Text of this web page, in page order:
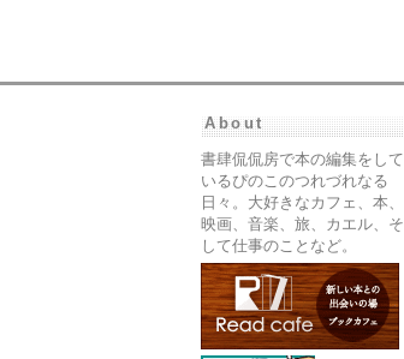
About
書肆侃侃房で本の編集をして
いるぴのこのつれづれなる
日々。大好きなカフェ、本、
映画、音楽、旅、カエル、そ
して仕事のことなど。